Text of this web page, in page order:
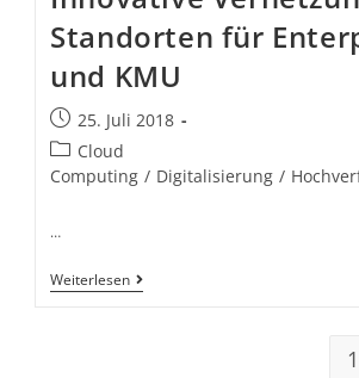
Standorten für
und KMU
25. Juli 2018
Cloud
Computing / Digitalisierung /
…
Weiterlesen
1